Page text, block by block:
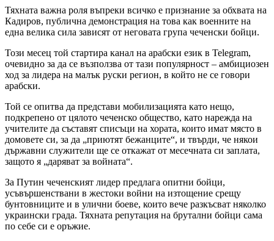
Тяхната важна роля въпреки всичко е признание за обхвата на
Кадиров, публична демонстрация на това как военните на
една велика сила зависят от неговата група чеченски бойци.
Този месец той стартира канал на арабски език в Telegram,
очевидно за да се възползва от тази популярност – амбициозен
ход за лидера на малък руски регион, в който не се говори
арабски.
Той се опитва да представи мобилизацията като нещо,
подкрепено от цялото чеченско общество, като нарежда на
учителите да съставят списъци на хората, които имат място в
домовете си, за да „приютят бежанците“, и твърди, че някои
държавни служители ще се откажат от месечната си заплата,
защото я „даряват за войната“.
За Путин чеченският лидер предлага опитни бойци,
усъвършенствани в жестоки войни на изтощение срещу
бунтовниците и в улични боеве, които вече разкъсват няколко
украински града. Тяхната репутация на брутални бойци сама
по себе си е оръжие.